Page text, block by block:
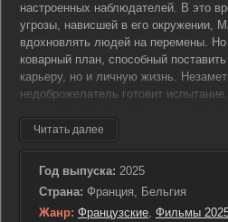
настроенных наблюдателей. В это
угрозы, нависшей в его окружении,
вдохновлять людей на перемены. Но
коварный план, способный
карьеру, но и личную жизнь.
недоброжелатель готовит
характера. Теперь перед
задача — не просто сохранить свое
репутацию, но и одержать победу в
рискованном противостоянии в
результат этого испытания:
трудности, сохранить свои идеалы
Читать далее
Год выпуска: 2025
Страна: Франция, Бельгия
Жанр: Французские, Фильмы